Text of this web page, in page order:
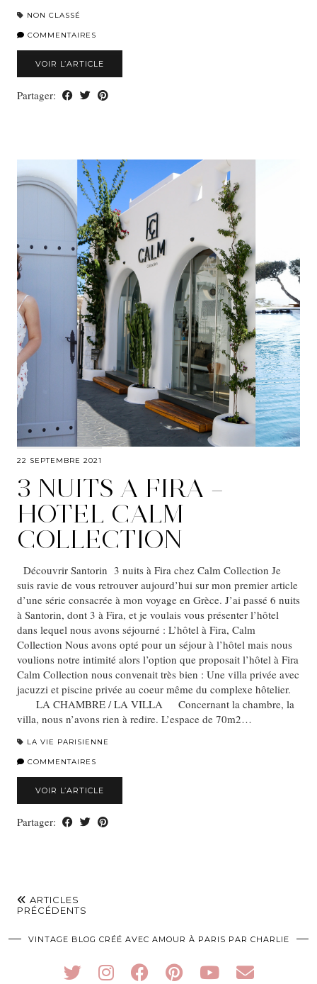
NON CLASSÉ
COMMENTAIRES
VOIR L’ARTICLE
Partager:
22 SEPTEMBRE 2021
3 NUITS A FIRA –
HOTEL CALM
COLLECTION
Découvrir Santorin 3 nuits à Fira chez Calm Collection Je
suis ravie de vous retrouver aujourd’hui sur mon premier article
d’une série consacrée à mon voyage en Grèce. J’ai passé 6 nuits
à Santorin, dont 3 à Fira, et je voulais vous présenter l’hôtel
dans lequel nous avons séjourné : L’hôtel à Fira, Calm
Collection Nous avons opté pour un séjour à l’hôtel mais nous
voulions notre intimité alors l’option que proposait l’hôtel à Fira
Calm Collection nous convenait très bien : Une villa privée avec
jacuzzi et piscine privée au coeur même du complexe hôtelier.
LA CHAMBRE / LA VILLA Concernant la chambre, la
villa, nous n’avons rien à redire. L’espace de 70m2…
LA VIE PARISIENNE
COMMENTAIRES
VOIR L’ARTICLE
Partager:
ARTICLES
PRÉCÉDENTS
VINTAGE BLOG CRÉÉ AVEC AMOUR À PARIS PAR CHARLIE